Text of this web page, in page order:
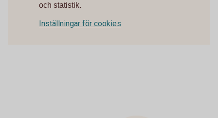
och statistik.
Inställningar för cookies